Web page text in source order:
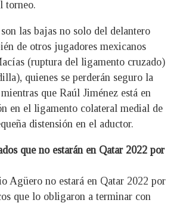
torneo.
las bajas no solo del delantero
de otros jugadores mexicanos
(ruptura del ligamento cruzado)
quienes se perderán seguro la
que Raúl Jiménez está en
en el ligamento colateral medial de
distensión en el aductor.
que no estarán en Qatar 2022 por
Agüero no estará en Qatar 2022 por
que lo obligaron a terminar con